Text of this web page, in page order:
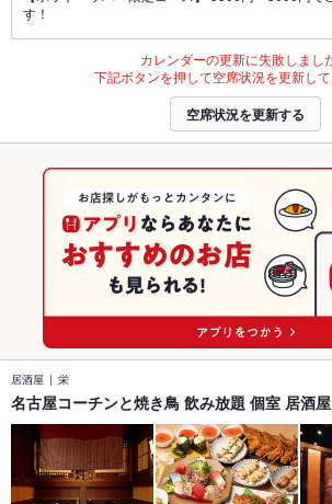
す！
カレンダーの更新に失敗しました
下記ボタンを押して空席状況を更新して
空席状況を更新する
居酒屋 栄
名古屋コーチンと焼き鳥 飲み放題 個室 居酒